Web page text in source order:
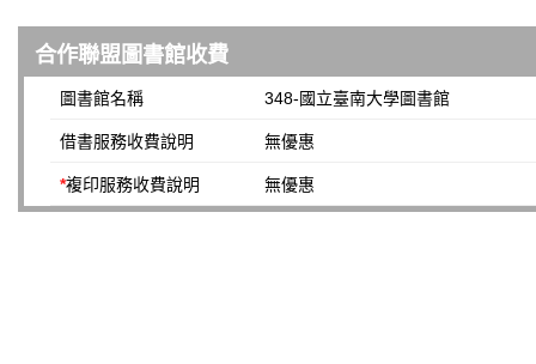
合作聯盟圖書館收費
圖書館名稱 348-國立臺南大學圖書館
借書服務收費說明 無優惠
*複印服務收費說明 無優惠